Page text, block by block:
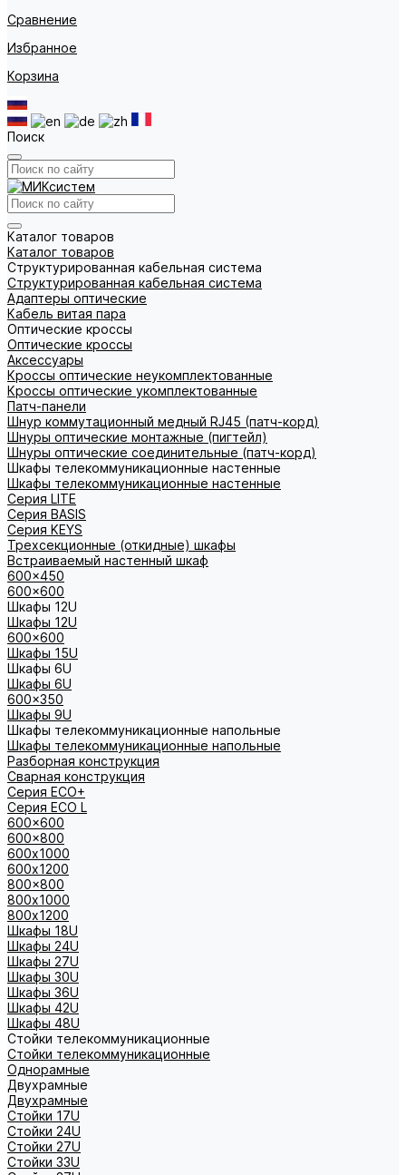
Сравнение
Избранное
Корзина
Поиск
Каталог товаров
Каталог товаров
Структурированная кабельная система
Структурированная кабельная система
Адаптеры оптические
Кабель витая пара
Оптические кроссы
Оптические кроссы
Аксессуары
Кроссы оптические неукомплектованные
Кроссы оптические укомплектованные
Патч-панели
Шнур коммутационный медный RJ45 (патч-корд)
Шнуры оптические монтажные (пигтейл)
Шнуры оптические соединительные (патч-корд)
Шкафы телекоммуникационные настенные
Шкафы телекоммуникационные настенные
Cерия LITE
Cерия BASIS
Cерия KEYS
Трехсекционные (откидные) шкафы
Встраиваемый настенный шкаф
600x450
600x600
Шкафы 12U
Шкафы 12U
600x600
Шкафы 15U
Шкафы 6U
Шкафы 6U
600x350
Шкафы 9U
Шкафы телекоммуникационные напольные
Шкафы телекоммуникационные напольные
Разборная конструкция
Сварная конструкция
Серия ECO+
Серия ECO L
600x600
600x800
600х1000
600х1200
800x800
800х1000
800х1200
Шкафы 18U
Шкафы 24U
Шкафы 27U
Шкафы 30U
Шкафы 36U
Шкафы 42U
Шкафы 48U
Стойки телекоммуникационные
Стойки телекоммуникационные
Однорамные
Двухрамные
Двухрамные
Стойки 17U
Стойки 24U
Стойки 27U
Стойки 33U